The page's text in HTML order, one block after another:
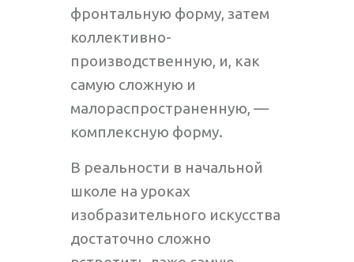
фронтальную форму, затем
коллективно-
производственную, и, как
самую сложную и
малораспространенную, —
комплексную форму.
В реальности в начальной
школе на уроках
изобразительного искусства
достаточно сложно